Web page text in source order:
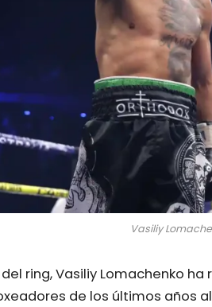
Vasiliy
ring, Vasiliy Lomachenko
de los últimos años